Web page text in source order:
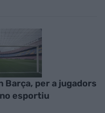
Barça, per a jugadors
esportiu